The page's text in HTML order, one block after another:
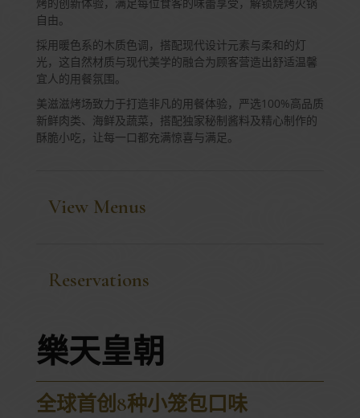
自由。
採用暖色系的木质色调，搭配现代设计元素与柔和的灯
光，这自然材质与现代美学的融合为顾客营造出舒适温馨
宜人的用餐氛围。
美滋滋烤场致力于打造非凡的用餐体验，严选100%高品质
新鲜肉类、海鲜及蔬菜，搭配独家秘制酱料及精心制作的
酥脆小吃，让每一口都充满惊喜与满足。
View Menus
Reservations
樂天皇朝
全球首创8种小笼包口味